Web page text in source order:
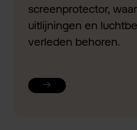
screenprotector,
uitlijningen en
verleden behoren.